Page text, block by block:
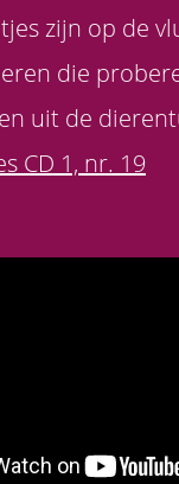
zijn op de
die
uit de
CD 1, nr. 19